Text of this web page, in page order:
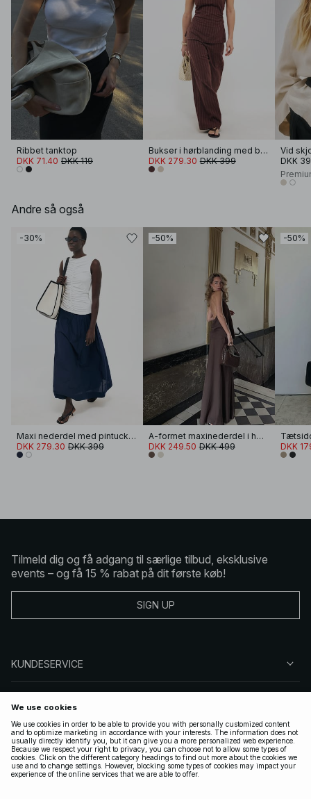
Ribbet tanktop
DKK 71.40 DKK 119
Bukser i hørblanding med bred talje
DKK 279.30 DKK 399
DKK
Andre så også
-30%
Maxi nederdel med pintuck i bomuld
DKK 279.30 DKK 399
-50%
A-formet maxinederdel i hørblanding med lyocell
DKK 249.50 DKK 499
-50%
DKK
Tilmeld dig og få adgang til særlige tilbud, eksklusive
events – og få 15 % rabat på dit første køb!
SIGN UP
KUNDESERVICE
FØLG OS
GYLDIGE